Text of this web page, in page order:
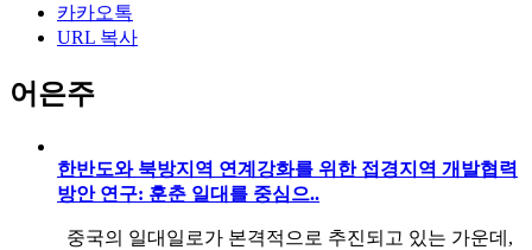
카카오톡
URL 복사
어은주
한반도와 북방지역 연계강화를 위한 접경지역 개발협력
방안 연구: 훈춘 일대를 중심으..
중국의 일대일로가 본격적으로 추진되고 있는 가운데,